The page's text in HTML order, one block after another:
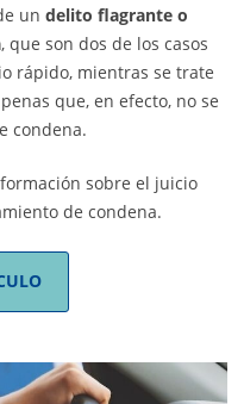
un delito flagrante o
, que son dos de los casos
rápido, mientras se trate
que, en efecto, no se
condena.
sobre el juicio
de condena.